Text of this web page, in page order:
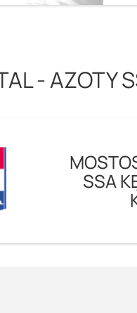
- AZOTY
SSA